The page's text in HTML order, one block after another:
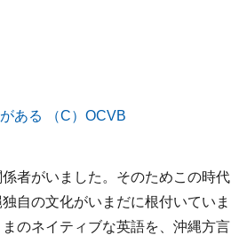
者がいました。そのためこの時代
自の文化がいまだに根付いていま
のネイティブな英語を、沖縄方言